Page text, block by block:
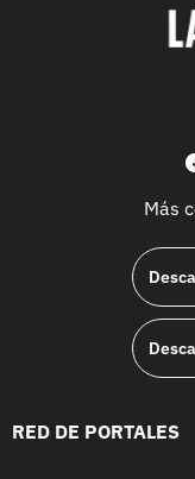
Más
RED DE PORTALES